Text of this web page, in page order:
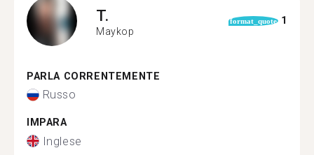
T.
Maykop
format_quote 1
PARLA CORRENTEMENTE
Russo
IMPARA
Inglese